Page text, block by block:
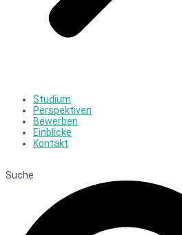
Studium
Perspektiven
Bewerben
Einblicke
Kontakt
Suche